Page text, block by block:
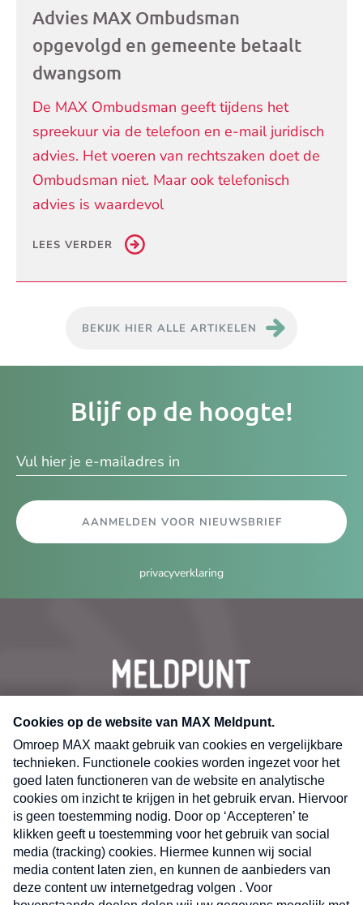
Advies MAX Ombudsman
opgevolgd en gemeente betaalt
dwangsom
De MAX Ombudsman geeft tijdens het
spreekuur via de telefoon en e-mail juridisch
advies. Het voeren van rechtszaken doet de
Ombudsman niet. Maar ook telefonisch
advies is waardevol
LEES VERDER
BEKIJK HIER ALLE ARTIKELEN
Blijf op de hoogte!
AANMELDEN VOOR NIEUWSBRIEF
privacyverklaring
CONTACT
Volg ons op